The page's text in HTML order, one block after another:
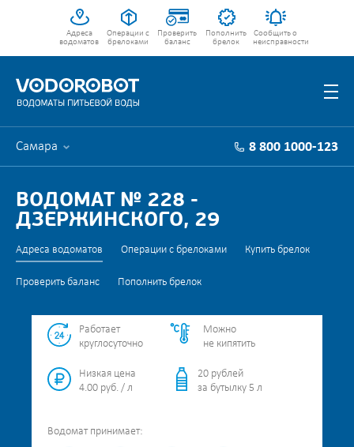
Адреса
водоматов
Операции с
брелоками
Проверить
баланс
Пополнить
брелок
Сообщить о
неисправности
Самара 8 800 1000-123
ВОДОМАТ № 228 -
ДЗЕРЖИНСКОГО, 29
Адреса водоматов Операции с брелоками Купить брелок
Проверить баланс Пополнить брелок
Работает
круглосуточно
Можно
не кипятить
Низкая цена
4.00 руб. / л
20 рублей
за бутылку 5 л
Водомат принимает: